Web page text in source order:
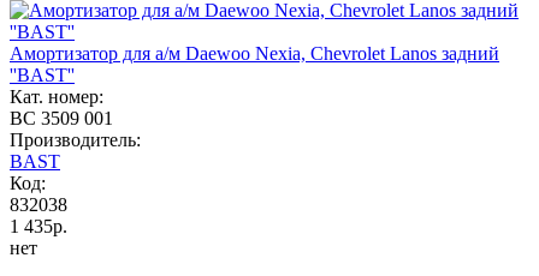
Амортизатор для а/м Daewoo Nexia, Chevrolet Lanos задний
''BAST''
Кат. номер:
BC 3509 001
Производитель:
BAST
Код:
832038
1 435р.
нет